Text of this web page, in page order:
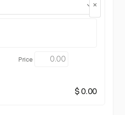
$ 0.00